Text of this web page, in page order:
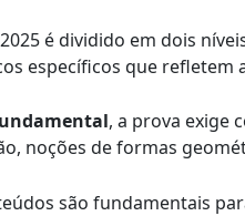
é dividido em dois
específicos que refletem
, a prova exige
noções de formas
são fundamentais